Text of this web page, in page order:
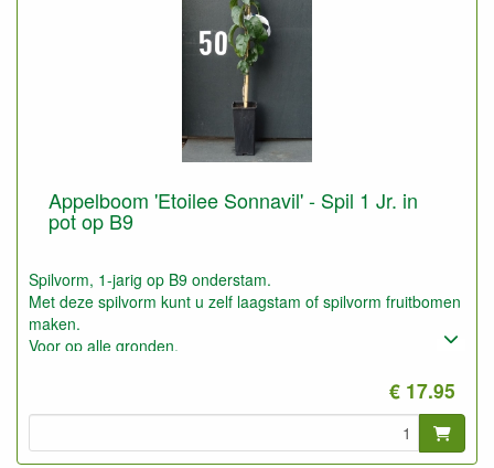
Appelboom 'Etoilee Sonnavil' - Spil 1 Jr. in
pot op B9
Spilvorm, 1-jarig op B9 onderstam.
Met deze spilvorm kunt u zelf laagstam of spilvorm fruitbomen
maken.
Voor op alle gronden.
Ook geschikt voor het maken van lage leifruitbomen (1,5 tot
2,5 meter) en fruithagen
Deze onderstam is zeer winterhard, kan beter op wat minder
goeie grond en wat droger staan vergeleken met M9 en M26.
€ 17.95